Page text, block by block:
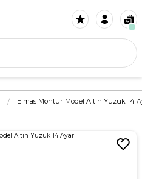
Elmas Montür Model Altın Yüzük 14